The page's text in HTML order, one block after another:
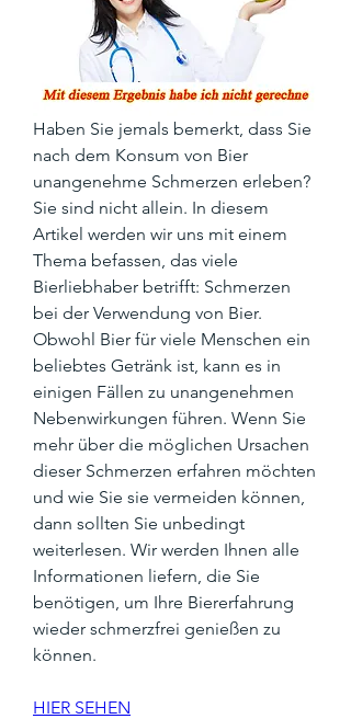
Haben Sie jemals bemerkt, dass Sie
nach dem Konsum von Bier
unangenehme Schmerzen erleben?
Sie sind nicht allein. In diesem
Artikel werden wir uns mit einem
Thema befassen, das viele
Bierliebhaber betrifft: Schmerzen
bei der Verwendung von Bier.
Obwohl Bier für viele Menschen ein
beliebtes Getränk ist, kann es in
einigen Fällen zu unangenehmen
Nebenwirkungen führen. Wenn Sie
mehr über die möglichen Ursachen
dieser Schmerzen erfahren möchten
und wie Sie sie vermeiden können,
dann sollten Sie unbedingt
weiterlesen. Wir werden Ihnen alle
Informationen liefern, die Sie
benötigen, um Ihre Biererfahrung
wieder schmerzfrei genießen zu
können.
HIER SEHEN